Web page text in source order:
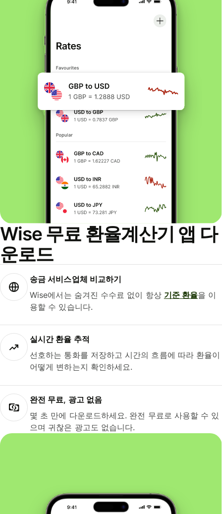
Wise 무료 환율계산기 앱 다
운로드
송금 서비스업체 비교하기
Wise에서는 숨겨진 수수료 없이 항상 기준 환율을 이
용할 수 있습니다.
실시간 환율 추적
선호하는 통화를 저장하고 시간의 흐름에 따라 환율이
어떻게 변하는지 확인하세요.
완전 무료, 광고 없음
몇 초 만에 다운로드하세요. 완전 무료로 사용할 수 있
으며 귀찮은 광고도 없습니다.